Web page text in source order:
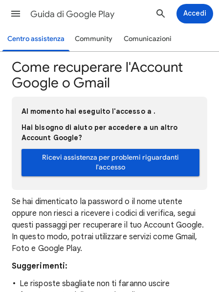
Guida di Google Play Accedi
Centro assistenza Community Comunicazioni
Come recuperare l'Account
Google o Gmail
Al momento hai eseguito l'accesso a .
Hai bisogno di aiuto per accedere a un altro
Account Google?
Ricevi assistenza per problemi riguardanti
l'accesso
Se hai dimenticato la password o il nome utente
oppure non riesci a ricevere i codici di verifica, segui
questi passaggi per recuperare il tuo Account Google.
In questo modo, potrai utilizzare servizi come Gmail,
Foto e Google Play.
Suggerimenti:
Le risposte sbagliate non ti faranno uscire